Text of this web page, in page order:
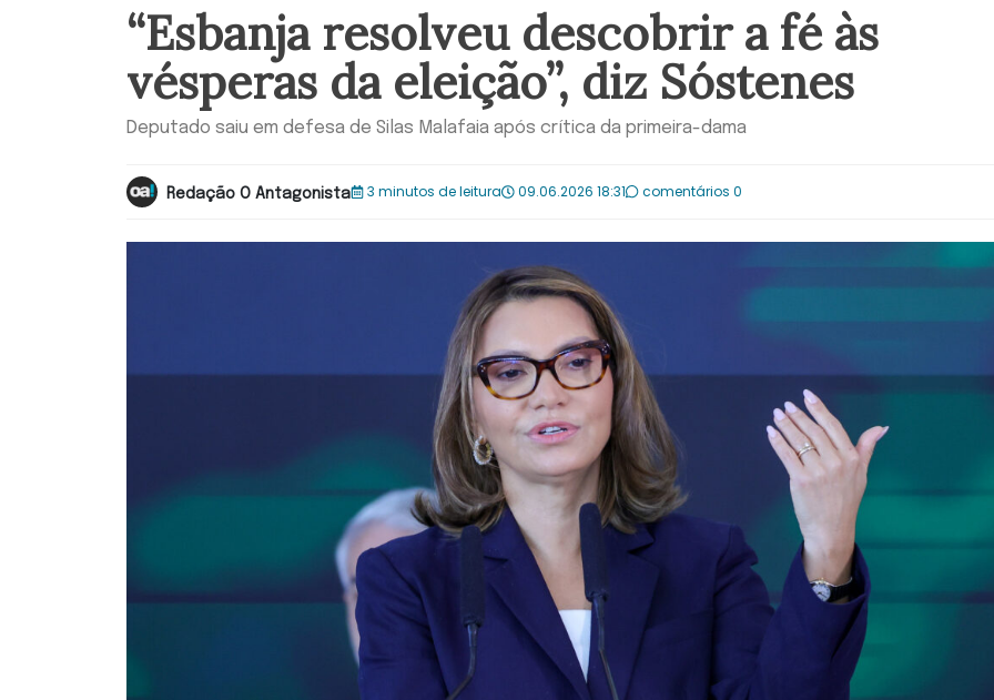
“Esbanja resolveu descobrir a fé às
vésperas da eleição”, diz Sóstenes
Deputado saiu em defesa de Silas Malafaia após crítica da primeira-dama
Redação O Antagonista 3 minutos de leitura 09.06.2026 18:31 comentários 0